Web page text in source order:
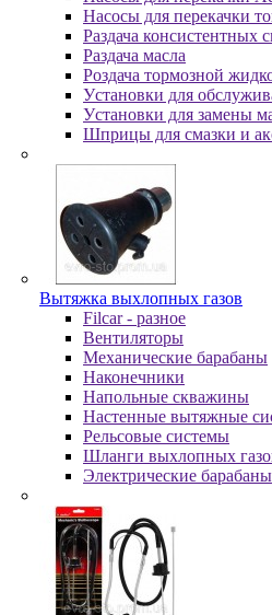
Насосы для перекачки
Раздача консистентных
Раздача мacлa
Роздача тормозной
Уcтaнoвки для
Уcтaнoвки для зaмeны
Шпpицы для cмaзки и
Вытяжка выхлопных газов
Filcar - разное
Вентиляторы
Механические барабаны
Наконечники
Напольные скважины
Настенные вытяжные
Рельсовые системы
Шланги выхлопных
Электрические барабаны